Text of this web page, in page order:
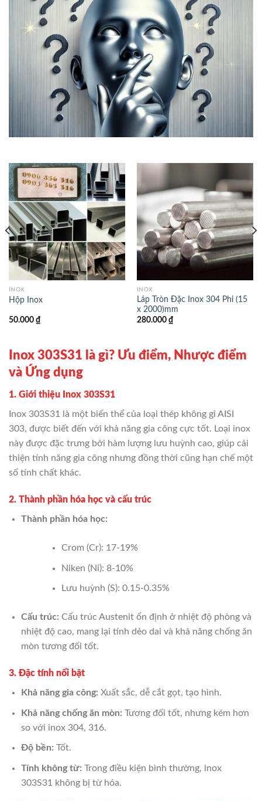
INOX
Hộp Inox
50.000 ₫
INOX
Láp Tròn Đặc Inox 304 Phi (15
x 2000)mm
280.000 ₫
Inox 303S31 là gì? Ưu điểm, Nhược điểm
và Ứng dụng
1. Giới thiệu Inox 303S31
Inox 303S31 là một biến thể của loại thép không gỉ AISI
303, được biết đến với khả năng gia công cực tốt. Loại inox
này được đặc trưng bởi hàm lượng lưu huỳnh cao, giúp cải
thiện tính năng gia công nhưng đồng thời cũng hạn chế một
số tính chất khác.
2. Thành phần hóa học và cấu trúc
Thành phần hóa học:
Crom (Cr): 17-19%
Niken (Ni): 8-10%
Lưu huỳnh (S): 0.15-0.35%
Cấu trúc: Cấu trúc Austenit ổn định ở nhiệt độ phòng và
nhiệt độ cao, mang lại tính dẻo dai và khả năng chống ăn
mòn tương đối tốt.
3. Đặc tính nổi bật
Khả năng gia công: Xuất sắc, dễ cắt gọt, tạo hình.
Khả năng chống ăn mòn: Tương đối tốt, nhưng kém hơn
so với inox 304, 316.
Độ bền: Tốt.
Tính không từ: Trong điều kiện bình thường, inox
303S31 không bị từ hóa.